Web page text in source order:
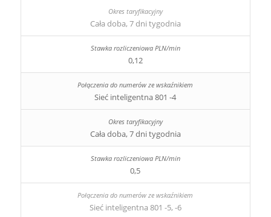
Cała doba, 7 dni tygodnia
0,12
Sieć inteligentna 801 -4
Cała doba, 7 dni tygodnia
0,5
Sieć inteligentna 801 -5, -6